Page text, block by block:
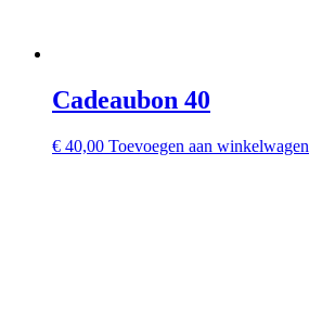
Cadeaubon 40
€ 40,00 Toevoegen aan winkelwagen